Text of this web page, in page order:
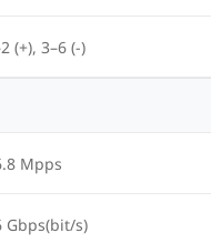
(+), 3–6 (-)
Mpps
Gbps(bit/s)